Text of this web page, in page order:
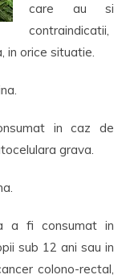
care au si
contraindicatii,
in orice situatie.
in caz de
grava.
a fi consumat in
sub 12 ani sau in
colono-rectal,